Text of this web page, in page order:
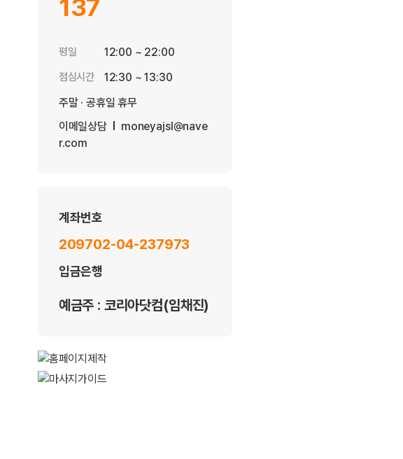
137
평일 12:00 ~ 22:00
점심시간
12:30 ~ 13:30
주말 · 공휴일 휴무
이메일상담
moneyajsl@nave
r.com
계좌번호
209702-04-237973
입금은행
예금주 : 코리아닷컴(임채진)